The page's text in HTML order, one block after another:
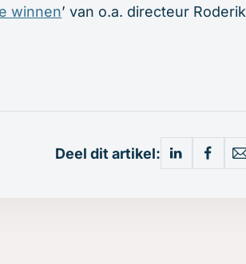
winnen’ van o.a. directeur Roderik
Deel dit artikel: